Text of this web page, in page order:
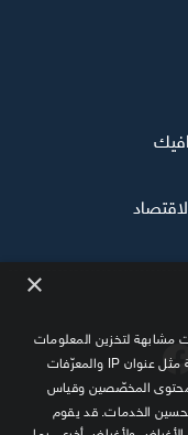
×
مشابهة لتخزين المعلومات
على جهازك والوصول إليها ومعالجة البيانات الشخصية مثل عنوان IP والمعرّفات
المخصّصين وقياس
الخدمات. قد يقوم
الأغراض ولأغراض أخرى، بما